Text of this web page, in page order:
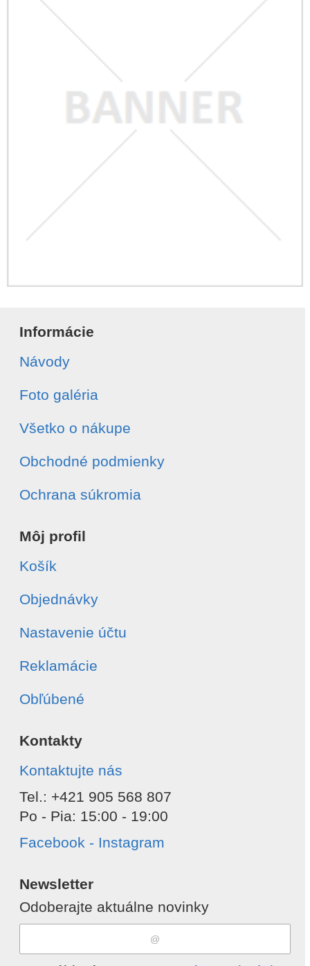
Informácie
Návody
Foto galéria
Všetko o nákupe
Obchodné podmienky
Ochrana súkromia
Môj profil
Košík
Objednávky
Nastavenie účtu
Reklamácie
Obľúbené
Kontakty
Kontaktujte nás
Tel.: +421 905 568 807
Po - Pia: 15:00 - 19:00
Facebook - Instagram
Newsletter
Odoberajte aktuálne novinky